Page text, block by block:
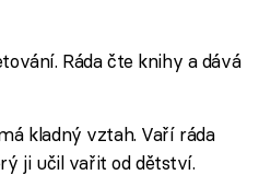
Ráda čte knihy a dává
kladný vztah. Vaří ráda
ji učil vařit od dětství.